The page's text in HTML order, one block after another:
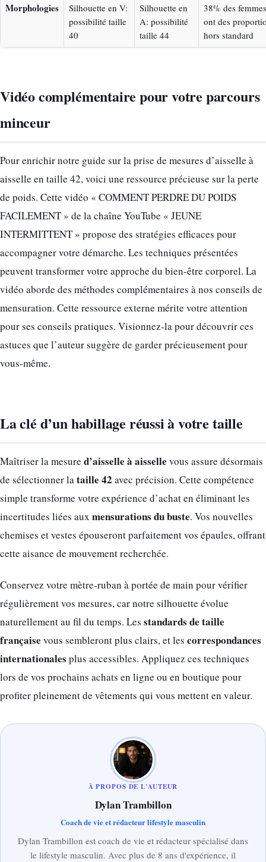
Morphologies
Silhouette en V:
possibilité taille
40
Silhouette en
A: possibilité
taille 44
38% des femmes
ont des
hors standard
Vidéo complémentaire pour votre parcours
minceur
Pour enrichir notre guide sur la prise de mesures d’aisselle à
aisselle en taille 42, voici une ressource précieuse sur la perte
de poids. Cette vidéo « COMMENT PERDRE DU POIDS
FACILEMENT » de la chaîne YouTube « JEUNE
INTERMITTENT » propose des stratégies efficaces pour
accompagner votre démarche. Les techniques présentées
peuvent transformer votre approche du bien-être corporel. La
vidéo aborde des méthodes complémentaires à nos conseils de
mensuration. Cette ressource externe mérite votre attention
pour ses conseils pratiques. Visionnez-la pour découvrir ces
astuces que l’auteur suggère de garder précieusement pour
vous-même.
La clé d’un habillage réussi à votre taille
Maîtriser la mesure d’aisselle à aisselle vous assure désormais
de sélectionner lataille 42 avec précision. Cette compétence
simple transforme votre expérience d’achat en éliminant les
incertitudes liées aux mensurations du buste. Vos nouvelles
chemises et vestes épouseront parfaitement vos épaules, offrant
cette aisance de mouvement recherchée.
Conservez votre mètre-ruban à portée de main pour vérifier
régulièrement vos mesures, car notre silhouette évolue
naturellement au fil du temps. Les standards de taille
française vous sembleront plus clairs, et les correspondances
internationales plus accessibles. Appliquez ces techniques
lors de vos prochains achats en ligne ou en boutique pour
profiter pleinement de vêtements qui vous mettent en valeur.
À PROPOS DE L'AUTEUR
Dylan Trambillon
Coach de vie et rédacteur lifestyle masculin
Dylan Trambillon est coach de vie et rédacteur spécialisé dans
le lifestyle masculin. Avec plus de 8 ans d'expérience, il